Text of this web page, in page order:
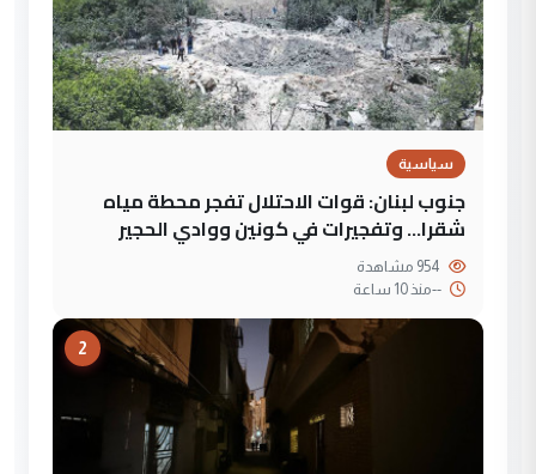
سياسية
جنوب لبنان: قوات الاحتلال تفجر محطة مياه
شقرا… وتفجيرات في كونين ووادي الحجير
--منذ 10 ساعة
2